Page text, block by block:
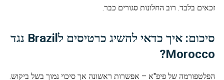
זכאים בלבד. רוב החלונות סגורים כבר.
סיכום: איך כדאי להשיג כרטיסים לBrazil נגד
Morocco?
הפלטפורמה של פיפ"א – אפשרות ראשונה אך סיכוי נמוך בשל ביקוש.